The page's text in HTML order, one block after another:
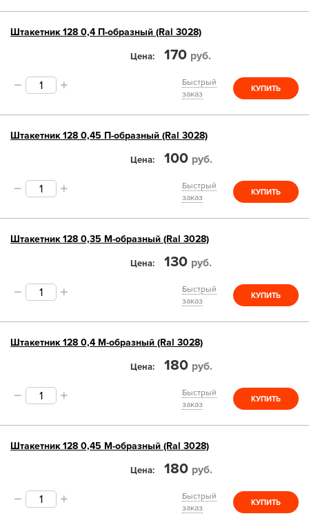
Штакетник 128 0,4 П-образный (Ral 3028)
Цена 170 руб.
Быстрый
заказ
КУПИТЬ
Штакетник 128 0,45 П-образный (Ral 3028)
Цена 100 руб.
Быстрый
заказ
КУПИТЬ
Штакетник 128 0,35 М-образный (Ral 3028)
Цена 130 руб.
Быстрый
заказ
КУПИТЬ
Штакетник 128 0,4 М-образный (Ral 3028)
Цена 180 руб.
Быстрый
заказ
КУПИТЬ
Штакетник 128 0,45 М-образный (Ral 3028)
Цена 180 руб.
Быстрый
заказ
КУПИТЬ